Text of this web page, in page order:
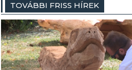
TOVÁBBI FRISS HÍREK